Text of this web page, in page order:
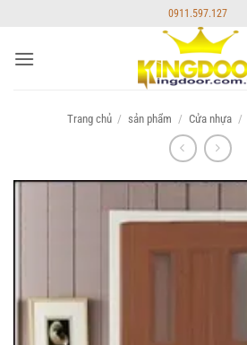
nội
0911.597.127
Trang chủ / sản phẩm / Cửa nhựa /